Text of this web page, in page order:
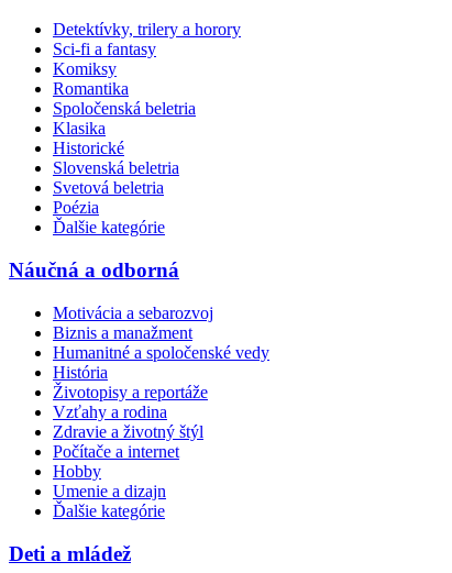
Detektívky, trilery a horory
Sci-fi a fantasy
Komiksy
Romantika
Spoločenská beletria
Klasika
Historické
Slovenská beletria
Svetová beletria
Poézia
Ďalšie kategórie
Náučná a odborná
Motivácia a sebarozvoj
Biznis a manažment
Humanitné a spoločenské vedy
História
Životopisy a reportáže
Vzťahy a rodina
Zdravie a životný štýl
Počítače a internet
Hobby
Umenie a dizajn
Ďalšie kategórie
Deti a mládež